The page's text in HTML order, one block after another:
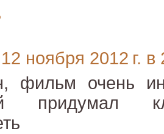
12 ноября 2012 г. в
фильм очень
придумал